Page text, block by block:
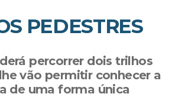
PEDESTRES
percorrer dois trilhos
vão permitir conhecer a
de uma forma única